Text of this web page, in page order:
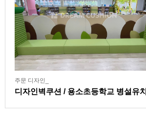
주문 디자인_
디자인벽쿠션 / 용소초등학교 병설유치